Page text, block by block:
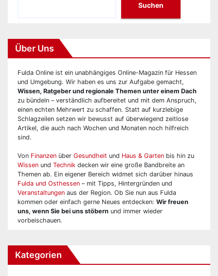
Suchen
Über Uns
Fulda Online ist ein unabhängiges Online-Magazin für Hessen
und Umgebung. Wir haben es uns zur Aufgabe gemacht,
Wissen, Ratgeber und regionale Themen unter einem Dach
zu bündeln – verständlich aufbereitet und mit dem Anspruch,
einen echten Mehrwert zu schaffen. Statt auf kurzlebige
Schlagzeilen setzen wir bewusst auf überwiegend zeitlose
Artikel, die auch nach Wochen und Monaten noch hilfreich
sind.
Von Finanzen über Gesundheit und Haus & Garten bis hin zu
Wissen und Technik decken wir eine große Bandbreite an
Themen ab. Ein eigener Bereich widmet sich darüber hinaus
Fulda und Osthessen – mit Tipps, Hintergründen und
Veranstaltungen aus der Region. Ob Sie nun aus Fulda
kommen oder einfach gerne Neues entdecken: Wir freuen
uns, wenn Sie bei uns stöbern und immer wieder
vorbeischauen.
Kategorien